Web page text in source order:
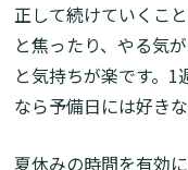
正して続けていくこ
と焦ったり、やる気
と気持ちが楽です。
なら予備日には好き
夏休みの時間を有効